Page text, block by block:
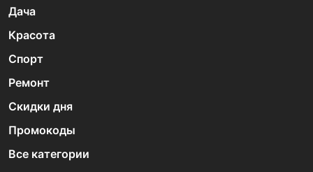
Дача
Красота
Спорт
Ремонт
Скидки дня
Промокоды
Все категории